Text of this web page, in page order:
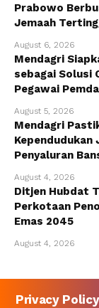
Prabowo
Jemaah
August 6, 2026
Mendagri
sebagai Solusi
Pegawai Pemda
August 5, 2026
Mendagri
Kependudukan
Penyaluran
August 4, 2026
Ditjen Hubdat
Perkotaan
Emas 2045
August 4, 2026
Privacy Policy